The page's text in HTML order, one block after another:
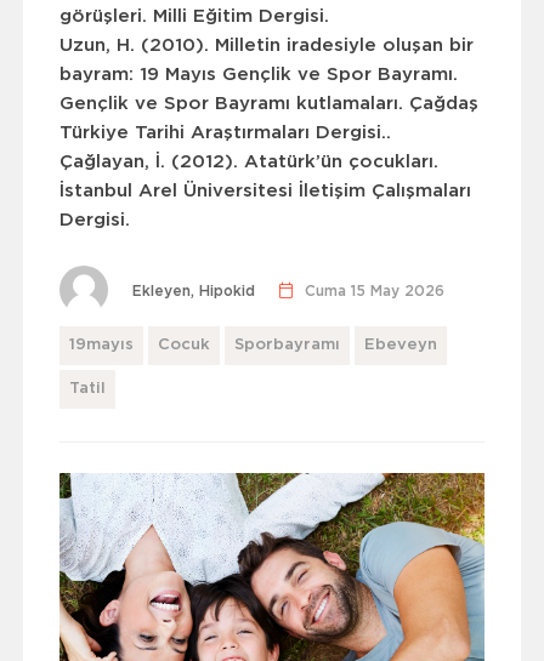
görüşleri. Milli Eğitim Dergisi.
Uzun, H. (2010). Milletin iradesiyle oluşan bir
bayram: 19 Mayıs Gençlik ve Spor Bayramı.
Gençlik ve Spor Bayramı kutlamaları. Çağdaş
Türkiye Tarihi Araştırmaları Dergisi..
Çağlayan, İ. (2012). Atatürk’ün çocukları.
İstanbul Arel Üniversitesi İletişim Çalışmaları
Dergisi.
Ekleyen, Hipokid Cuma 15 May 2026
19mayıs Cocuk Sporbayramı Ebeveyn
Tatil